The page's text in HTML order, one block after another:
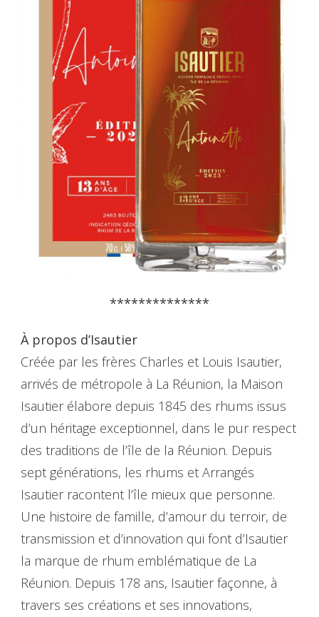
**************
À propos d’Isautier
Créée par les frères Charles et Louis Isautier,
arrivés de métropole à La Réunion, la Maison
Isautier élabore depuis 1845 des rhums issus
d’un héritage exceptionnel, dans le pur respect
des traditions de l’île de la Réunion. Depuis
sept générations, les rhums et Arrangés
Isautier racontent l’île mieux que personne.
Une histoire de famille, d’amour du terroir, de
transmission et d’innovation qui font d’Isautier
la marque de rhum emblématique de La
Réunion. Depuis 178 ans, Isautier façonne, à
travers ses créations et ses innovations,